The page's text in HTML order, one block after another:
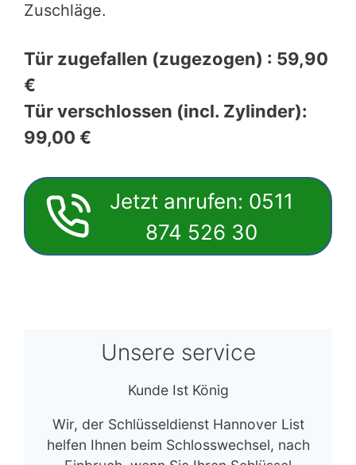
Zuschläge.
Tür zugefallen (zugezogen) : 59,90
€
Tür verschlossen (incl. Zylinder):
99,00 €
Jetzt anrufen: 0511
874 526 30
Unsere service
Kunde Ist König
Wir, der Schlüsseldienst Hannover List
helfen Ihnen beim Schlosswechsel, nach